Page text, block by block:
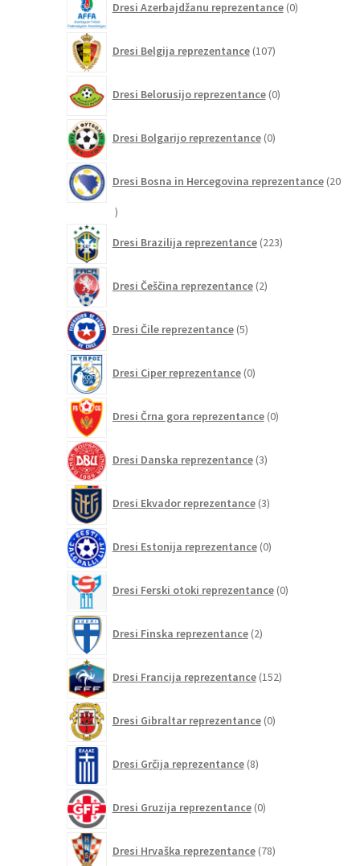
Dresi Azerbajdžanu reprezentance 0izdelkov
Dresi Belgija reprezentance 107izdelkov
Dresi Belorusijo reprezentance 0izdelkov
Dresi Bolgarijo reprezentance 0izdelkov
Dresi Bosna in Hercegovina reprezentance 20
20
Dresi Brazilija reprezentance 223izdelkov
Dresi Češčina reprezentance 2izdelka
Dresi Čile reprezentance 5izdelkov
Dresi Ciper reprezentance 0izdelkov
Dresi Črna gora reprezentance 0izdelkov
Dresi Danska reprezentance 3izdelki
Dresi Ekvador reprezentance 3izdelki
Dresi Estonija reprezentance 0izdelkov
Dresi Ferski otoki reprezentance 0izdelkov
Dresi Finska reprezentance 2izdelka
Dresi Francija reprezentance 152izdelkov
Dresi Gibraltar reprezentance 0izdelkov
Dresi Grčija reprezentance 8izdelkov
Dresi Gruzija reprezentance 0izdelkov
Dresi Hrvaška reprezentance 78izdelkov